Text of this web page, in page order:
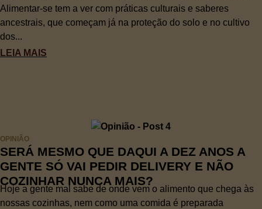
Alimentar-se tem a ver com práticas culturais e saberes
ancestrais, que começam já na proteção do solo e no cultivo
dos...
LEIA MAIS
OPINIÃO
SERÁ MESMO QUE DAQUI A DEZ ANOS A
GENTE SÓ VAI PEDIR DELIVERY E NÃO
COZINHAR NUNCA MAIS?
Hoje a gente mal sabe de onde vem o alimento que chega às
nossas cozinhas, nem como uma comida é preparada